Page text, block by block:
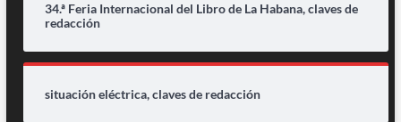
34.ª Feria Internacional del Libro de La Habana, claves de
redacción
situación eléctrica, claves de redacción